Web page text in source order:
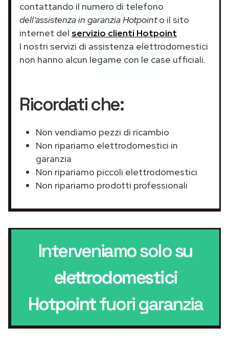
contattando il numero di telefono
dell’assistenza in garanzia Hotpointo il sito
internet del servizio clienti Hotpoint
I nostri servizi di assistenza elettrodomestici
non hanno alcun legame con le case ufficiali.
Ricordati che:
Non vendiamo pezzi di ricambio
Non ripariamo elettrodomestici in
garanzia
Non ripariamo piccoli elettrodomestici
Non ripariamo prodotti professionali
Interveniamo solo su
elettrodomestici
Hotpointfuori garanzia